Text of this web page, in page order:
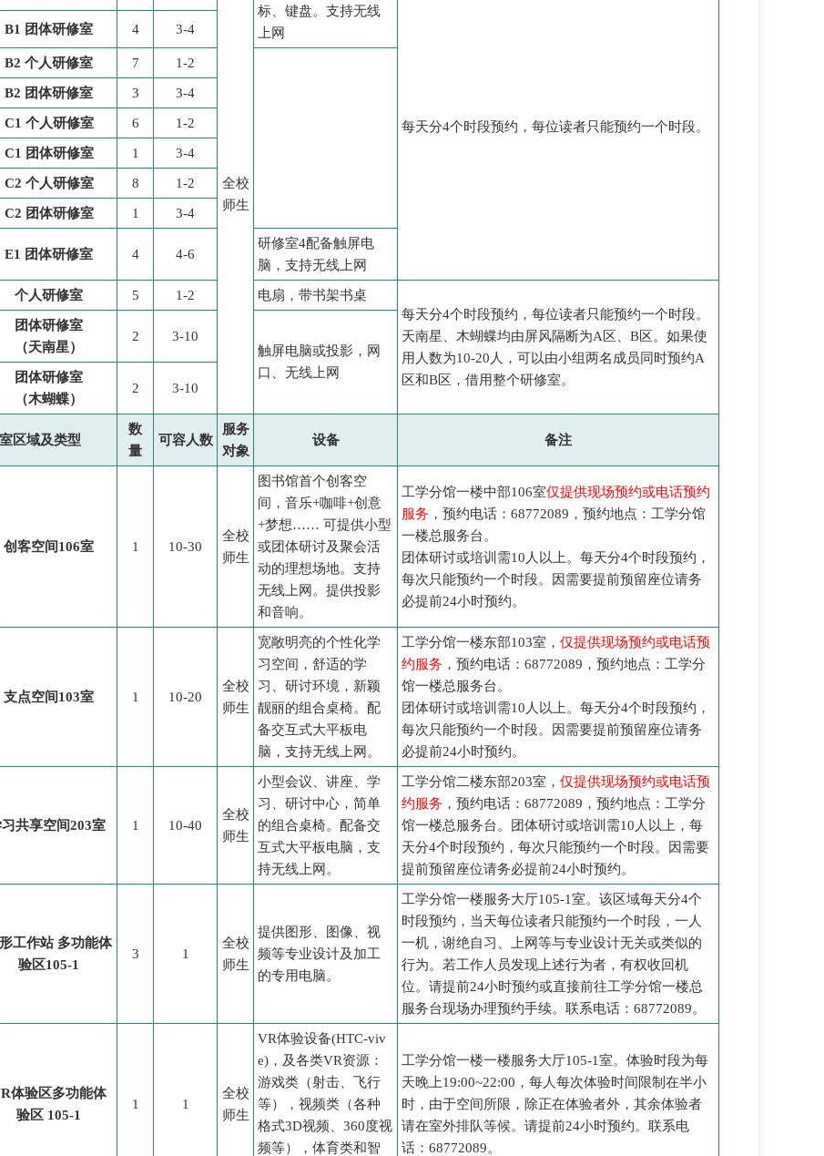
全校
师生
标、键盘。支持无线
上网
每天分4个时段预约，每位读者只能预约一个时段。
B1 团体研修室 4 3-4
B2 个人研修室 7 1-2
B2 团体研修室 3 3-4
C1 个人研修室 6 1-2
C1 团体研修室 1 3-4
C2 个人研修室 8 1-2
C2 团体研修室 1 3-4
E1 团体研修室 4 4-6
研修室4配备触屏电
脑，支持无线上网
个人研修室 5 1-2
电扇，带书架书桌
每天分4个时段预约，每位读者只能预约一个时段。
天南星、木蝴蝶均由屏风隔断为A区、B区。如果使
用人数为10-20人，可以由小组两名成员同时预约A
区和B区，借用整个研修室。
团体研修室
（天南星）
2
3-10
触屏电脑或投影，网
口、无线上网
团体研修室
（木蝴蝶）
2 3-10
区域及类型
数
量
可容人数
服务
对象
设备 备注
创客空间106室 1 10-30
全校
师生
图书馆首个创客空
间，音乐+咖啡+创意
+梦想…… 可提供小型
或团体研讨及聚会活
动的理想场地。支持
无线上网。提供投影
和音响。
工学分馆一楼中部106室仅提供现场预约或电话预约
服务 ，预约电话：68772089，预约地点：工学分馆
一楼总服务台。
团体研讨或培训需10人以上。每天分4个时段预约，
每次只能预约一个时段。因需要提前预留座位请务
必提前24小时预约。
支点空间103室 1 10-20
全校
师生
宽敞明亮的个性化学
习空间，舒适的学
习、研讨环境，新颖
靓丽的组合桌椅。配
备交互式大平板电
脑，支持无线上网。
工学分馆一楼东部103室， 仅提供现场预约或电话预
约服务 ，预约电话：68772089，预约地点：工学分
馆一楼总服务台。
团体研讨或培训需10人以上。每天分4个时段预约，
每次只能预约一个时段。因需要提前预留座位请务
必提前24小时预约。
共享空间203室 1 10-40
全校
师生
小型会议、讲座、学
习、研讨中心，简单
的组合桌椅。配备交
互式大平板电脑，支
持无线上网。
工学分馆二楼东部203室， 仅提供现场预约或电话预
约服务 ，预约电话：68772089，预约地点：工学分
馆一楼总服务台。团体研讨或培训需10人以上，每
天分4个时段预约，每次只能预约一个时段。因需要
提前预留座位请务必提前24小时预约。
工作站 多功能体
验区105-1
3 1
全校
师生
提供图形、图像、视
频等专业设计及加工
的专用电脑。
工学分馆一楼服务大厅105-1室。该区域每天分4个
时段预约，当天每位读者只能预约一个时段，一人
一机，谢绝自习、上网等与专业设计无关或类似的
行为。若工作人员发现上述行为者，有权收回机
位。请提前24小时预约或直接前往工学分馆一楼总
服务台现场办理预约手续。联系电话：68772089。
体验区多功能体
验区 105-1
1 1
全校
师生
VR体验设备(HTC-viv
e)，及各类VR资源：
游戏类（射击、飞行
等），视频类（各种
格式3D视频、360度视
频等），体育类和智
工学分馆一楼一楼服务大厅105-1室。体验时段为每
天晚上19:00~22:00，每人每次体验时间限制在半小
时，由于空间所限，除正在体验者外，其余体验者
请在室外排队等候。请提前24小时预约。联系电
话：68772089。